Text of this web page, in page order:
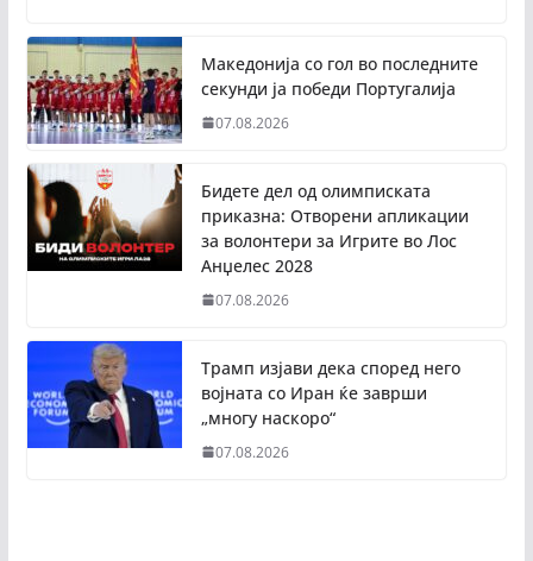
Македонија со гол во последните
секунди ја победи Португалија
07.08.2026
Бидете дел од олимписката
приказна: Отворени апликации
за волонтери за Игрите во Лос
Анџелес 2028
07.08.2026
Трамп изјави дека според него
војната со Иран ќе заврши
„многу наскоро“
07.08.2026